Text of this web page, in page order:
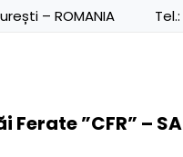
– ROMANIA Tel.:
”CFR” – SA